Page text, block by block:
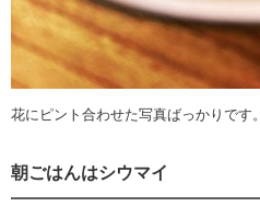
花にピント合わせた写真ばっかりです。
朝ごはんはシウマイ